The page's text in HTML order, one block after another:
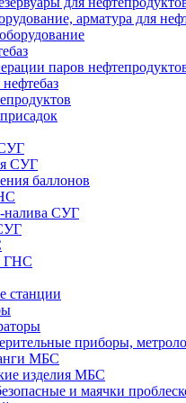
арматура для
паров
СУГ
баллонов
налива СУГ
ГНС
станции
приборы,
МБС
изделия МБС
и маячки